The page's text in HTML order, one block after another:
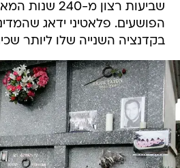
שביעות רצון מ-
הפושעים. פלאטיני ידאג
בקדנציה השנייה שלו ליותר